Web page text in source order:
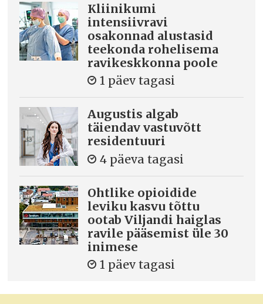
Kliinikumi
intensiivravi
osakonnad alustasid
teekonda rohelisema
ravikeskkonna poole
1 päev tagasi
Augustis algab
täiendav vastuvõtt
residentuuri
4 päeva tagasi
Ohtlike opioidide
leviku kasvu tõttu
ootab Viljandi haiglas
ravile pääsemist üle 30
inimese
1 päev tagasi